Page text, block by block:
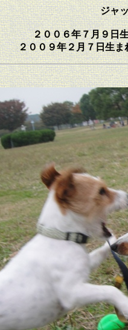
ジャ
２００６年７月９日
２００９年２月７日生